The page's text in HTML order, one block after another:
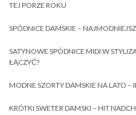
TEJ PORZE ROKU
SPÓDNICE DAMSKIE –
SATYNOWE SPÓDNICE MIDI W
ŁĄCZYĆ?
MODNE SZORTY DAMSKIE NA LATO –
KRÓTKI SWETER DAMSKI – HIT